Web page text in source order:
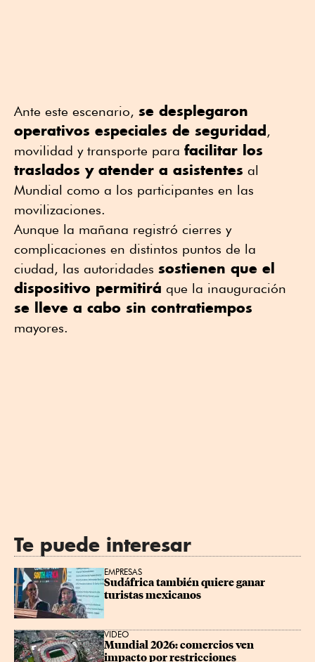
Ante este escenario, se desplegaron
operativos especiales de seguridad ,
movilidad y transporte para facilitar los
traslados y atender a asistentes al
Mundial como a los participantes en las
movilizaciones.
Aunque la mañana registró cierres y
complicaciones en distintos puntos de la
ciudad, las autoridades sostienen que el
dispositivo permitirá que la inauguración
se lleve a cabo sin contratiempos
mayores.
Te puede interesar
EMPRESAS
Sudáfrica también quiere ganar
turistas mexicanos
VIDEO
Mundial 2026: comercios ven
impacto por restricciones